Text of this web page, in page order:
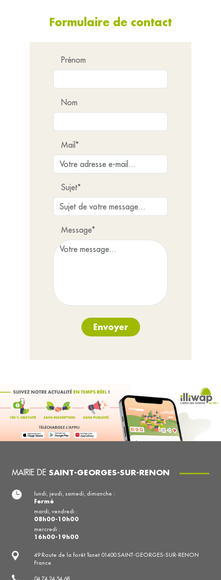
Formulaire de contact
Prénom
Nom
Mail*
Sujet*
Message*
Envoyer
MAIRIE DE SAINT-GEORGES-SUR-RENON
49 Route de la forêt Tanet 01400 SAINT-GEORGES-SUR-RENON
France
lundi, jeudi, samedi, dimanche :
Fermé
mardi, vendredi :
08h00-10h00
mercredi :
16h00-19h00